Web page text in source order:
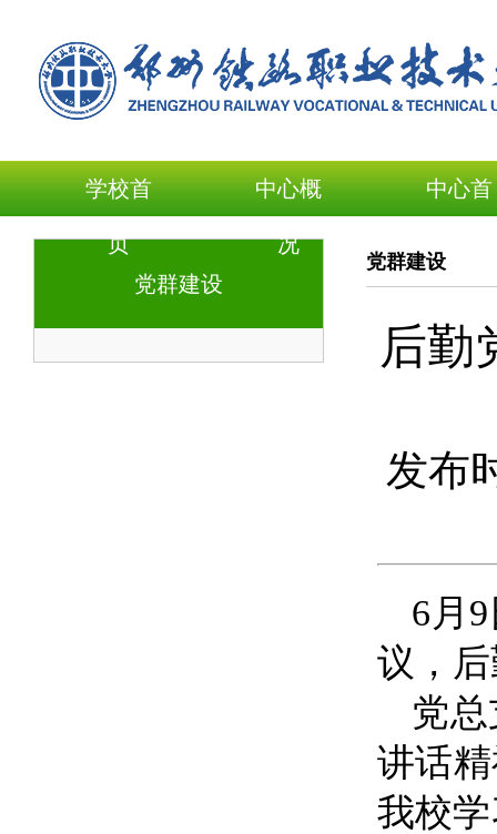
学校首
页
中心概
况
中心首
党群建设
党群建设
后勤
发布
6月
议，
党
讲话
我校